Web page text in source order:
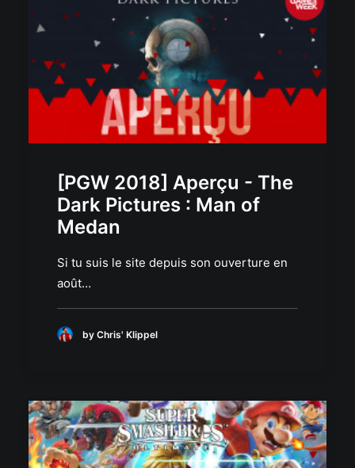
[PGW 2018] Aperçu - The
Dark Pictures : Man of
Medan
Si tu suis le site depuis son ouverture en
août…
by Chris' Klippel